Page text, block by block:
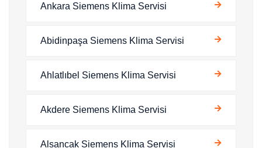
Ankara Siemens Klima Servisi
Abidinpaşa Siemens Klima Servisi
Ahlatlıbel Siemens Klima Servisi
Akdere Siemens Klima Servisi
Alsancak Siemens Klima Servisi